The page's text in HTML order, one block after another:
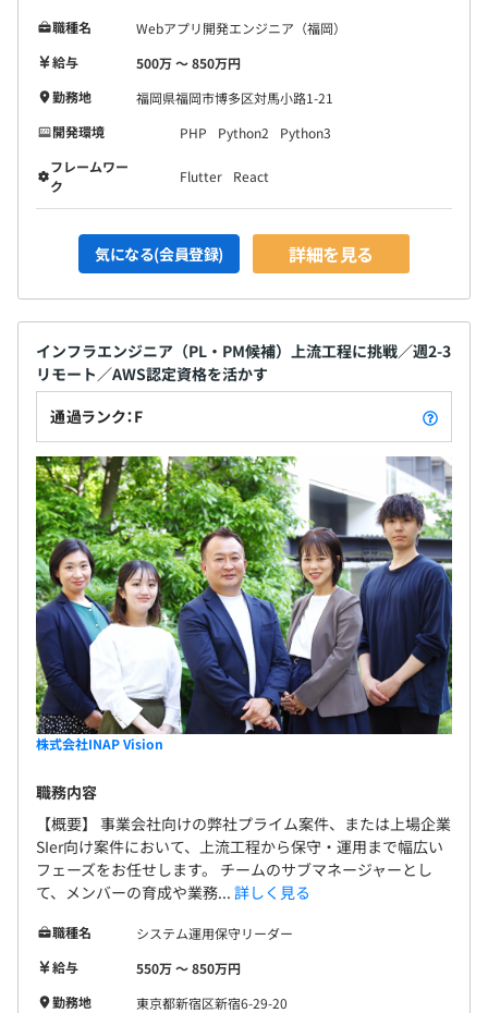
職種名
Webアプリ開発エンジニア（福岡）
給与
500万 〜 850万円
勤務地
福岡県福岡市博多区対馬小路1-21
開発環境
PHP Python2
Python3
フレームワー
ク
Flutter React
気になる(会員登録) 詳細を見る
インフラエンジニア（PL・PM候補）上流工程に挑戦／週2-3
リモート／AWS認定資格を活かす
通過ランク：F
株式会社INAP Vision
職務内容
【概要】 事業会社向けの弊社プライム案件、または上場企業
SIer向け案件において、上流工程から保守・運用まで幅広い
フェーズをお任せします。 チームのサブマネージャーとし
て、メンバーの育成や業務... 詳しく見る
職種名
システム運用保守リーダー
給与
550万 〜 850万円
勤務地
東京都新宿区新宿6-29-20